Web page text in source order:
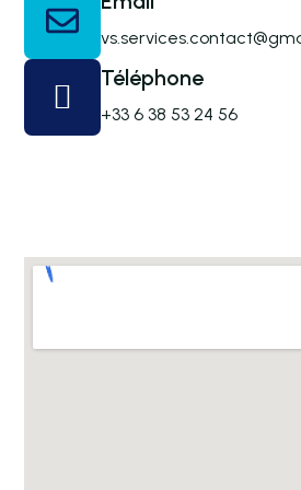
Téléphone
+33 6 38 53 24 56